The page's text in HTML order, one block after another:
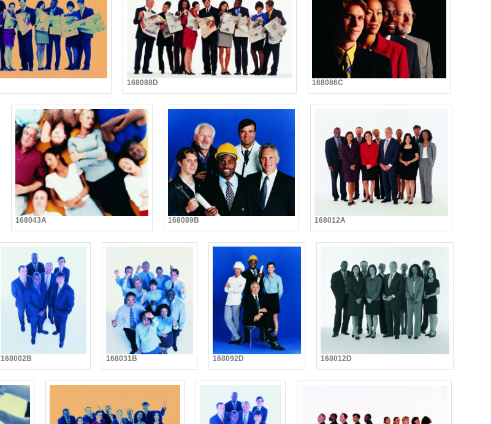
168088D 168086C
168043A 168089B 168012A
168002B 168031B 168092D 168012D